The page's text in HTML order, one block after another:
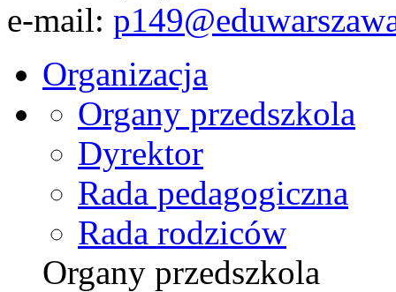
e-mail:
Organizacja
Organy przedszkola
Dyrektor
Rada pedagogiczna
Rada rodziców
Organy przedszkola